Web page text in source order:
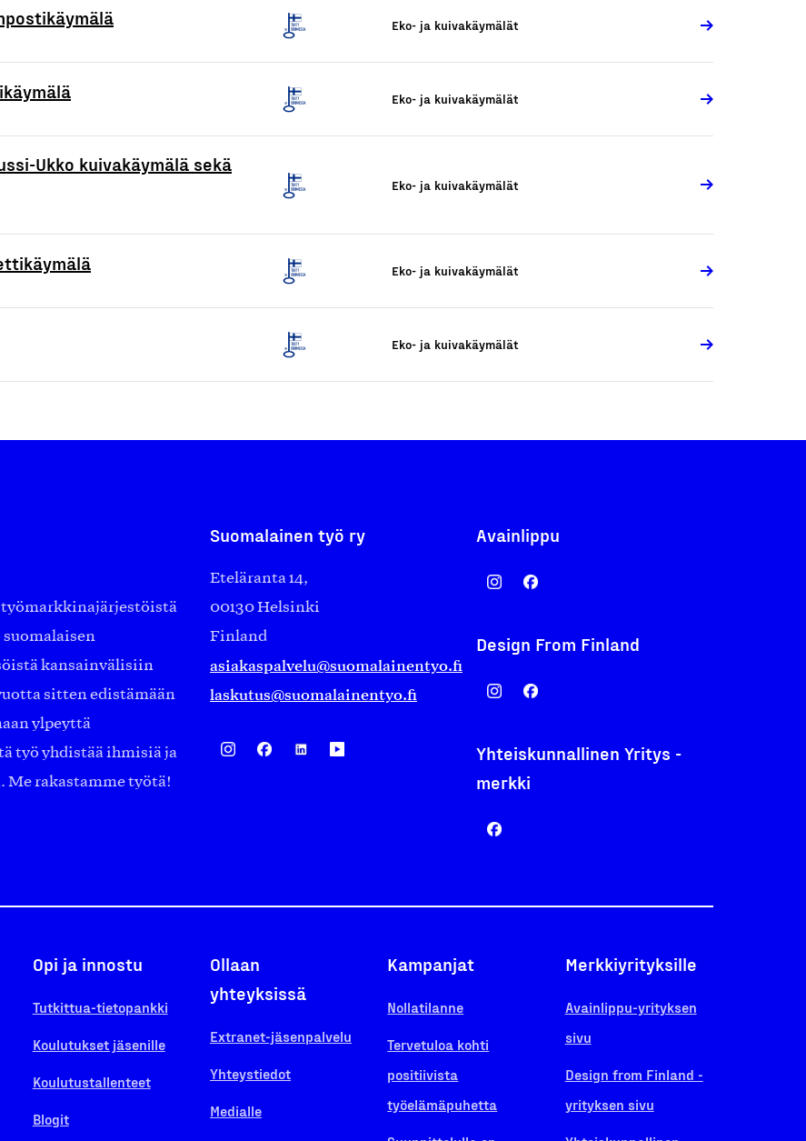
Eko- ja kuivakäymälät
Eko- ja kuivakäymälät
Ukko kuivakäymälä sekä
Eko- ja kuivakäymälät
Eko- ja kuivakäymälät
Eko- ja kuivakäymälät
työmarkkinajärjestöistä
kansainvälisiin
sitten edistämään
ylpeyttä
työ yhdistää ihmisiä ja
Me rakastamme työtä!
Suomalainen työ ry
Eteläranta 14,
00130 Helsinki
Finland
asiakaspalvelu@suomalainentyo.fi
laskutus@suomalainentyo.fi
Avainlippu
Design From Finland
Yhteiskunnallinen Yritys -
merkki
Opi ja innostu
Tutkittua-tietopankki
Koulutukset jäsenille
Koulutustallenteet
Blogit
Ollaan
yhteyksissä
Extranet-jäsenpalvelu
Yhteystiedot
Medialle
Kampanjat
Nollatilanne
Tervetuloa kohti
positiivista
työelämäpuhetta
Merkkiyrityksille
Avainlippu-yrityksen
sivu
Design from Finland -
yrityksen sivu